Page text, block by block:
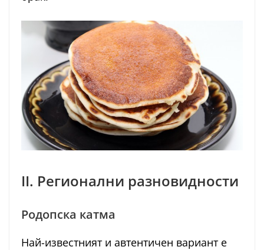
II. Регионални разновидности
Родопска катма
Най-известният и автентичен вариант е